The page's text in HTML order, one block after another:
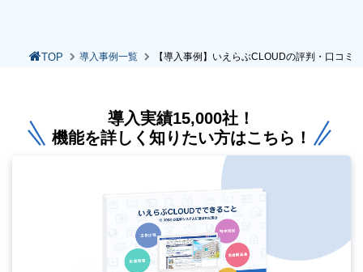
TOP 導入事例一覧 【導入事例】いえらぶCLOUDの評判・口コミ
導入実績15,000社！
機能を詳しく知りたい方はこちら！